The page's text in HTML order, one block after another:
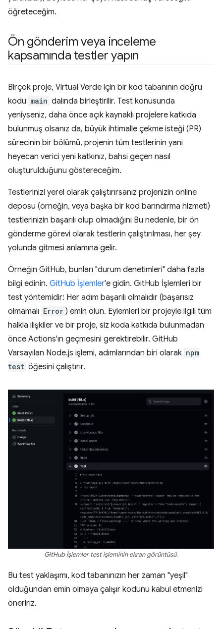
öğreteceğim.
Ön gönderim veya inceleme
kapsamında testler yapın
Birçok proje, Virtual Verde için bir kod tabanının doğru
kodu main dalında birleştirilir. Test konusunda
yeniyseniz, daha önce açık kaynaklı projelere katkıda
bulunmuş olsanız da, büyük ihtimalle çekme isteği (PR)
sürecinin bir bölümü, projenin tüm testlerinin yani
heyecan verici yeni katkınız, bahsi geçen nasıl
oluşturulduğunu göstereceğim.
Testlerinizi yerel olarak çalıştırırsanız projenizin online
deposu (örneğin, veya başka bir kod barındırma hizmeti)
testlerinizin başarılı olup olmadığını Bu nedenle, bir ön
gönderme görevi olarak testlerin çalıştırılması, her şey
yolunda gitmesi anlamına gelir.
Örneğin GitHub, bunları "durum denetimleri" daha fazla
bilgi edinin. GitHub İşlemler'e gidin. GitHub İşlemleri bir
test yöntemidir: Her adım başarılı olmalıdır (başarısız
olmamalı Error ) emin olun. Eylemleri bir projeyle ilgili tüm
halkla ilişkiler ve bir proje, siz koda katkıda bulunmadan
önce Actions'ın geçmesini gerektirebilir. GitHub
Varsayılan Node.js işlemi, adımlarından biri olarak npm
test öğesini çalıştırır.
GitHub İşlemler test işleminin ekran görüntüsü.
Bu test yaklaşımı, kod tabanınızın her zaman "yeşil"
olduğundan emin olmaya çalışır kodunu kabul etmenizi
öneririz.